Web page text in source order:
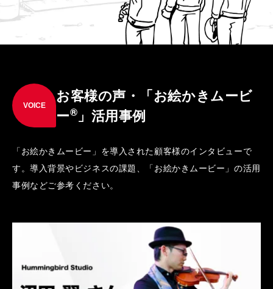
VOICE
お客様の声・「お絵かきムービ
ー® 」活用事例
「お絵かきムービー」を導入された顧客様のインタビューで
す。導入背景やビジネスの課題、「お絵かきムービー」の活用
事例などご参考ください。